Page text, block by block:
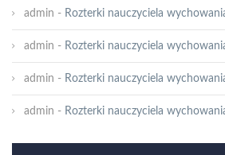
admin - Rozterki nauczyciela
admin - Rozterki nauczyciela
admin - Rozterki nauczyciela
admin - Rozterki nauczyciela